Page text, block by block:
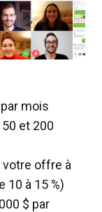
mois
et 200
offre à
10 à 15 %)
$ par